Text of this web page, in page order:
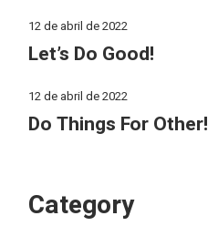
12 de abril de 2022
Let’s Do Good!
12 de abril de 2022
Do Things For Other!
Category